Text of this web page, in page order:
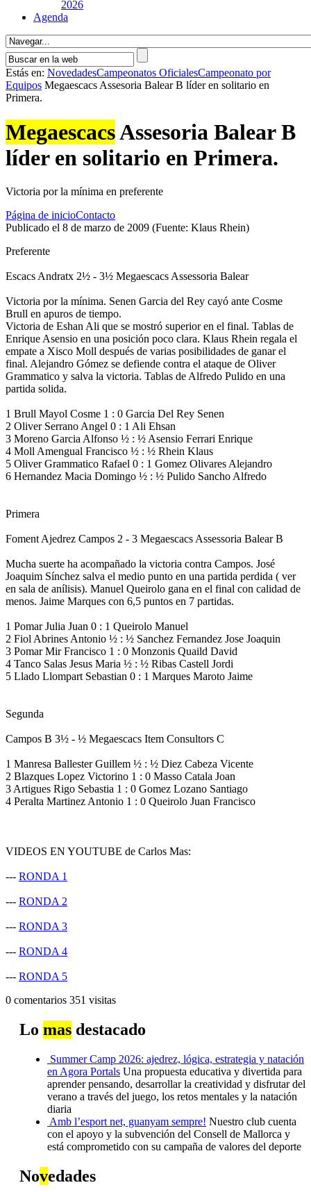
2026
Agenda
Estás en: NovedadesCampeonatos OficialesCampeonato por
Equipos Megaescacs Assesoria Balear B lí­der en solitario en
Primera.
MegaescacsAssesoria Balear B
lí­der en solitario en Primera.
Victoria por la mí­nima en preferente
Página de inicioContacto
Publicado el 8 de marzo de 2009 (Fuente: Klaus Rhein)
Preferente
Escacs Andratx 2½ - 3½ Megaescacs Assessoria Balear
Victoria por la mí­nima. Senen Garcia del Rey cayó ante Cosme
Brull en apuros de tiempo.
Victoria de Eshan Ali que se mostró superior en el final. Tablas de
Enrique Asensio en una posición poco clara. Klaus Rhein regala el
empate a Xisco Moll después de varias posibilidades de ganar el
final. Alejandro Gómez se defiende contra el ataque de Oliver
Grammatico y salva la victoria. Tablas de Alfredo Pulido en una
partida solida.
1 Brull Mayol Cosme 1 : 0 Garcia Del Rey Senen
2 Oliver Serrano Angel 0 : 1 Ali Ehsan
3 Moreno Garcia Alfonso ½ : ½ Asensio Ferrari Enrique
4 Moll Amengual Francisco ½ : ½ Rhein Klaus
5 Oliver Grammatico Rafael 0 : 1 Gomez Olivares Alejandro
6 Hernandez Macia Domingo ½ : ½ Pulido Sancho Alfredo
Primera
Foment Ajedrez Campos 2 - 3 Megaescacs Assessoria Balear B
Mucha suerte ha acompañado la victoria contra Campos. José
Joaquim Sínchez salva el medio punto en una partida perdida ( ver
en sala de anílisis). Manuel Queirolo gana en el final con calidad de
menos. Jaime Marques con 6,5 puntos en 7 partidas.
1 Pomar Julia Juan 0 : 1 Queirolo Manuel
2 Fiol Abrines Antonio ½ : ½ Sanchez Fernandez Jose Joaquin
3 Pomar Mir Francisco 1 : 0 Monzonis Quaild David
4 Tanco Salas Jesus Maria ½ : ½ Ribas Castell Jordi
5 Llado Llompart Sebastian 0 : 1 Marques Maroto Jaime
Segunda
Campos B 3½ - ½ Megaescacs Item Consultors C
1 Manresa Ballester Guillem ½ : ½ Diez Cabeza Vicente
2 Blazques Lopez Victorino 1 : 0 Masso Catala Joan
3 Artigues Rigo Sebastia 1 : 0 Gomez Lozano Santiago
4 Peralta Martinez Antonio 1 : 0 Queirolo Juan Francisco
VIDEOS EN YOUTUBE de Carlos Mas:
--- RONDA 1
--- RONDA 2
--- RONDA 3
--- RONDA 4
--- RONDA 5
0 comentarios 351 visitas
Lo mas destacado
Summer Camp 2026: ajedrez, lógica, estrategia y natación
en Agora Portals Una propuesta educativa y divertida para
aprender pensando, desarrollar la creatividad y disfrutar del
verano a través del juego, los retos mentales y la natación
diaria
Amb l’esport net, guanyam sempre! Nuestro club cuenta
con el apoyo y la subvención del Consell de Mallorca y
está comprometido con su campaña de valores del deporte
Novedades